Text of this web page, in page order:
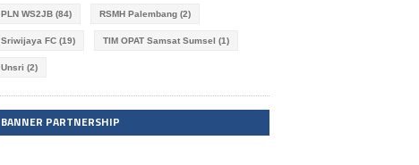
PLN WS2JB (84) RSMH Palembang (2)
Sriwijaya FC (19) TIM OPAT Samsat Sumsel (1)
Unsri (2)
BANNER PARTNERSHIP